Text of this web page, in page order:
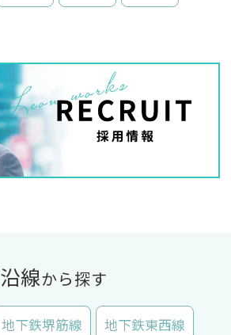
沿線から探す
地下鉄堺筋線 地下鉄東西線